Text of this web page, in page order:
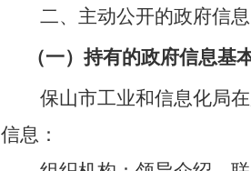
二、主动公开的政府信息
（一）持有的政府信息基
保山市工业和信息化局
信息：